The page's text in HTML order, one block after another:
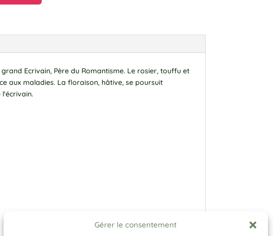
Gérer le consentement
Ecrivain, Père du Romantisme. Le rosier, touffu et
aux maladies. La floraison, hâtive, se poursuit